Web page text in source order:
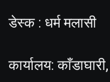
डेस्क : धर्म मलासी
कार्यालय: